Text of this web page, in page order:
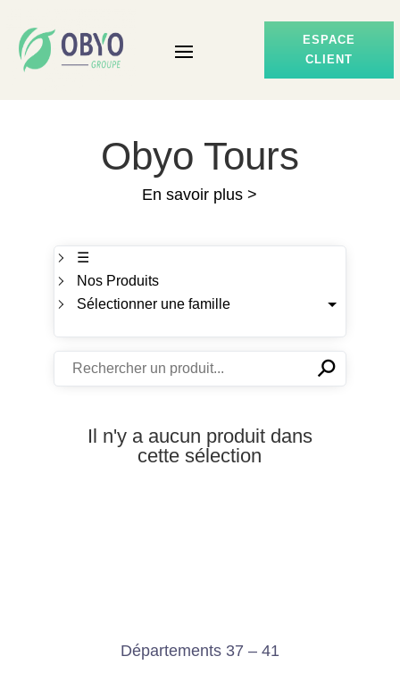
ESPACE
CLIENT
Obyo Tours
En savoir plus >
☰
Nos Produits
Sélectionner une famille
✕⚲
Il n'y a aucun produit dans
cette sélection
Départements 37 – 41